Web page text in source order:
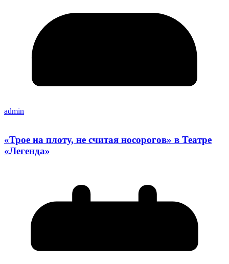
admin
«Трое на плоту, не считая носорогов» в Театре
«Легенда»